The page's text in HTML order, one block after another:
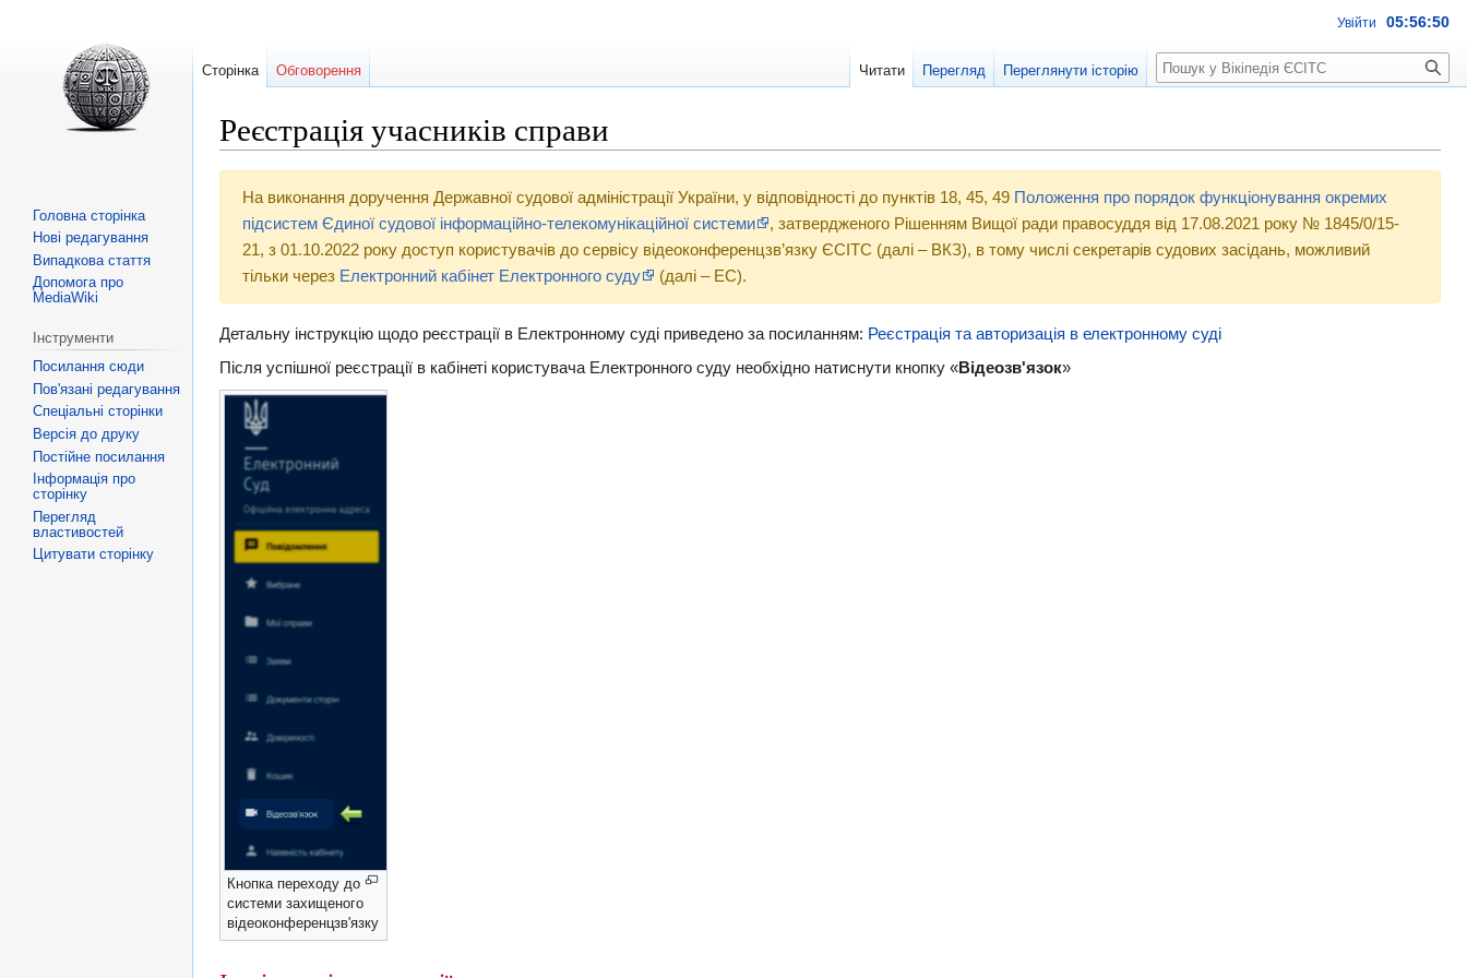
Реєстрація учасників справи
навігації
пошуку
На виконання доручення Державної судової адміністрації України, у відповідності до пунктів 18, 45, 49 Положення про порядок функціонування окремих
підсистем Єдиної судової інформаційно-телекомунікаційної системи
, затвердженого Рішенням Вищої ради правосуддя від 17.08.2021 року № 1845/0/15-
21, з 01.10.2022 року доступ користувачів до сервісу відеоконференцзв’язку ЄСІТС (далі – ВКЗ), в тому числі секретарів судових засідань, можливий
тільки через Електронний кабінет Електронного суду (далі – ЕС).
Детальну інструкцію щодо реєстрації в Електронному суді приведено за посиланням: Реєстрація та авторизація в електронному суді
Після успішної реєстрації в кабінеті користувача Електронного суду необхідно натиснути кнопку «Відеозв'язок»
Кнопка переходу до
системи захищеного
відеоконференцзв'язку
Увійти 05:56:50
Сторінка Обговорення Читати Перегляд Переглянути історію Пошук
Головна сторінка
Нові редагування
Випадкова стаття
Допомога про
MediaWiki
Інструменти
Посилання сюди
Пов'язані редагування
Спеціальні сторінки
Версія до друку
Постійне посилання
Інформація про
сторінку
Перегляд
властивостей
Цитувати сторінку